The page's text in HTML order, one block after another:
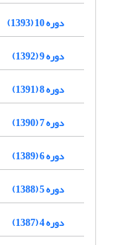
دوره 10 (1393)
دوره 9 (1392)
دوره 8 (1391)
دوره 7 (1390)
دوره 6 (1389)
دوره 5 (1388)
دوره 4 (1387)